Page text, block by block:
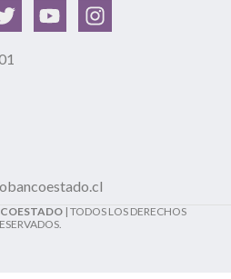
| TODOS LOS DERECHOS